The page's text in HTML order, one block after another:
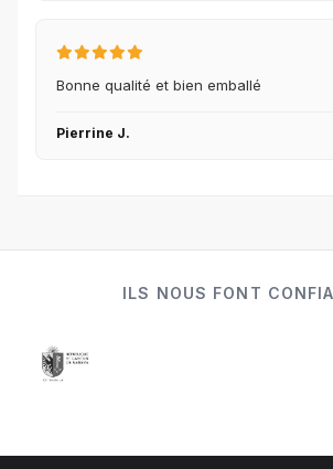
Bonne qualité et bien emballé
Pierrine J.
ILS NOUS FONT